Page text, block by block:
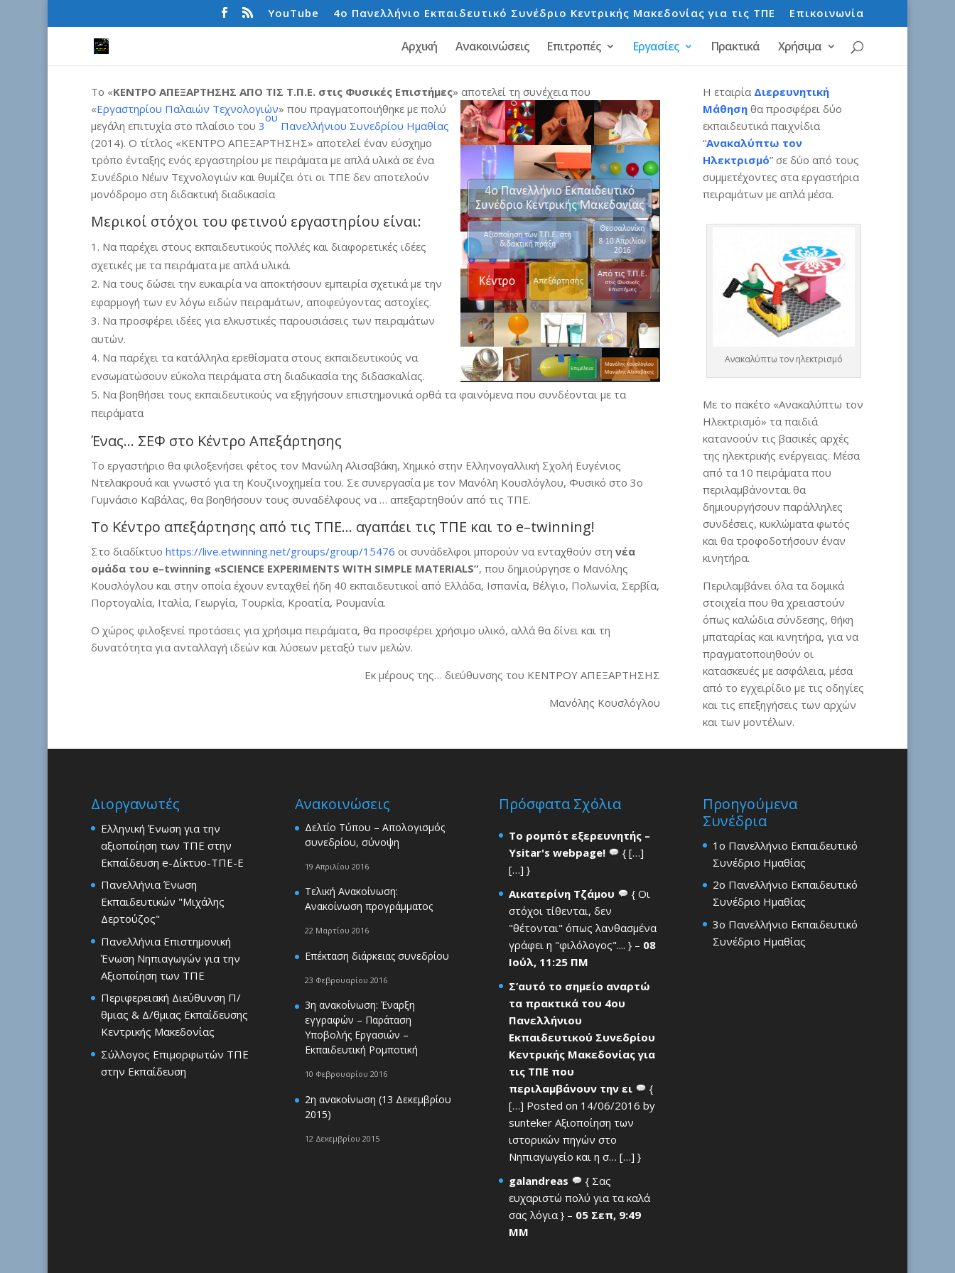
YouTube 4o Πανελλήνιο Εκπαιδευτικό Συνέδριο Κεντρικής Μακεδονίας για τις ΤΠΕ Επικοινωνία
Αρχική Ανακοινώσεις Επιτροπές Εργασίες Πρακτικά Χρήσιμα
Το «ΚΕΝΤΡΟ ΑΠΕΞΑΡΤΗΣΗΣ ΑΠΟ ΤΙΣ Τ.Π.Ε. στις Φυσικές Επιστήμες» αποτελεί τη συνέχειαπου
«Εργαστηρίου Παλαιών Τεχνολογιών» που πραγματοποιήθηκε με πολύ
μεγάλη επιτυχία στο πλαίσιο του 3
ου
Πανελλήνιου Συνεδρίου Ημαθίας
(2014). Ο τίτλος «ΚΕΝΤΡΟ ΑΠΕΞΑΡΤΗΣΗΣ» αποτελεί έναν εύσχημο
τρόπο ένταξης ενός εργαστηρίου με πειράματα με απλά υλικά σε ένα
Συνέδριο Νέων Τεχνολογιών και θυμίζει ότι οι ΤΠΕ δεν αποτελούν
μονόδρομο στη διδακτική διαδικασία
Μερικοί στόχοι του φετινού εργαστηρίου είναι:
Να παρέχει στους εκπαιδευτικούς πολλές και διαφορετικές ιδέες
σχετικές με τα πειράματα με απλά υλικά.
Να τους δώσει την ευκαιρία να αποκτήσουν εμπειρία σχετικά με την
εφαρμογή των εν λόγω ειδών πειραμάτων, αποφεύγοντας αστοχίες.
Να προσφέρει ιδέες για ελκυστικές παρουσιάσεις των πειραμάτων
αυτών.
Να παρέχει τα κατάλληλα ερεθίσματα στους εκπαιδευτικούς να
ενσωματώσουν εύκολα πειράματα στη διαδικασία της διδασκαλίας.
Να βοηθήσει τους εκπαιδευτικούς να εξηγήσουν επιστημονικά ορθά τα φαινόμενα που συνδέονται με τα
πειράματα
Ένας… ΣΕΦ στο Κέντρο Απεξάρτησης
Το εργαστήριο θα φιλοξενήσει φέτος τον Μανώλη Αλισαβάκη, Χημικό στην Ελληνογαλλική Σχολή Ευγένιος
Ντελακρουά και γνωστό για τη Κουζινοχημεία του. Σε συνεργασία με τον Μανόλη Κουσλόγλου, Φυσικό στο 3ο
Γυμνάσιο Καβάλας, θα βοηθήσουν τους συναδέλφους να … απεξαρτηθούν από τις ΤΠΕ.
Το Κέντρο απεξάρτησης από τις ΤΠΕ… αγαπάει τις ΤΠΕ και το e–twinning!
Στο διαδίκτυο https://live.etwinning.net/groups/group/15476 οι συνάδελφοι μπορούν να ενταχθούν στη νέα
ομάδα του e–twinning «SCIENCE EXPERIMENTS WITH SIMPLE MATERIALS”, που δημιούργησε ο Μανόλης
Κουσλόγλου και στην οποία έχουν ενταχθεί ήδη 40 εκπαιδευτικοί από Ελλάδα, Ισπανία, Βέλγιο, Πολωνία, Σερβία,
Πορτογαλία, Ιταλία, Γεωργία, Τουρκία, Κροατία, Ρουμανία.
Ο χώρος φιλοξενεί προτάσεις για χρήσιμα πειράματα, θα προσφέρει χρήσιμο υλικό, αλλά θα δίνει και τη
δυνατότητα για ανταλλαγή ιδεών και λύσεων μεταξύ των μελών.
Εκ μέρους της… διεύθυνσης του ΚΕΝΤΡΟΥ ΑΠΕΞΑΡΤΗΣΗΣ
Μανόλης Κουσλόγλου
Η εταιρία Διερευνητική
Μάθηση θα προσφέρει δύο
εκπαιδευτικά παιχνίδια
“Ανακαλύπτω τον
Ηλεκτρισμό” σε δύο από τους
συμμετέχοντες στα εργαστήρια
πειραμάτων με απλά μέσα.
Ανακαλύπτω τον ηλεκτρισμό
Με το πακέτο «Ανακαλύπτω τον
Ηλεκτρισμό» τα παιδιά
κατανοούν τις βασικές αρχές
της ηλεκτρικής ενέργειας. Μέσα
από τα 10 πειράματα που
περιλαμβάνονται θα
δημιουργήσουν παράλληλες
συνδέσεις, κυκλώματα φωτός
και θα τροφοδοτήσουν έναν
κινητήρα.
Περιλαμβάνει όλα τα δομικά
στοιχεία που θα χρειαστούν
όπως καλώδια σύνδεσης, θήκη
μπαταρίας και κινητήρα, για να
πραγματοποιηθούν οι
κατασκευές με ασφάλεια, μέσα
από το εγχειρίδιο με τις οδηγίες
και τις επεξηγήσεις των αρχών
και των μοντέλων.
Διοργανωτές
Ελληνική Ένωση για την
αξιοποίηση των ΤΠΕ στην
Εκπαίδευση e-Δίκτυο-ΤΠΕ-Ε
Πανελλήνια Ένωση
Εκπαιδευτικών "Μιχάλης
Δερτούζος"
Πανελλήνια Επιστημονική
Ένωση Νηπιαγωγών για την
Αξιοποίηση των ΤΠΕ
Περιφερειακή Διεύθυνση Π/
θμιας & Δ/θμιας Εκπαίδευσης
Κεντρικής Μακεδονίας
Σύλλογος Επιμορφωτών ΤΠΕ
στην Εκπαίδευση
Ανακοινώσεις
Δελτίο Τύπου – Απολογισμός
συνεδρίου, σύνοψη
19 Απριλίου 2016
Τελική Ανακοίνωση:
Ανακοίνωση προγράμματος
22 Μαρτίου 2016
Επέκταση διάρκειας συνεδρίου
23 Φεβρουαρίου 2016
3η ανακοίνωση: Έναρξη
εγγραφών – Παράταση
Υποβολής Εργασιών –
Εκπαιδευτική Ρομποτική
10 Φεβρουαρίου 2016
2η ανακοίνωση (13 Δεκεμβρίου
2015)
12 Δεκεμβρίου 2015
Πρόσφατα Σχόλια
Το ρομπότ εξερευνητής –
Ysitar's webpage!
{ […]
[…] }
Αικατερίνη Τζάμου
{ Οι
στόχοι τίθενται, δεν
"θέτονται" όπως λανθασμένα
γράφει η "φιλόλογος".... } – 08
Ιούλ, 11:25 ΠΜ
Σ’αυτό το σημείο αναρτώ
τα πρακτικά του 4ου
Πανελλήνιου
Εκπαιδευτικού Συνεδρίου
Κεντρικής Μακεδονίας για
τις ΤΠΕ που
περιλαμβάνουν την ει
{
[…] Posted on 14/06/2016 by
sunteker Αξιοποίηση των
ιστορικών πηγών στο
Νηπιαγωγείο και η σ… […] }
galandreas
{ Σας
ευχαριστώ πολύ για τα καλά
σας λόγια } – 05 Σεπ, 9:49
ΜΜ
Προηγούμενα
Συνέδρια
1ο Πανελλήνιο Εκπαιδευτικό
Συνέδριο Ημαθίας
2ο Πανελλήνιο Εκπαιδευτικό
Συνέδριο Ημαθίας
3ο Πανελλήνιο Εκπαιδευτικό
Συνέδριο Ημαθίας